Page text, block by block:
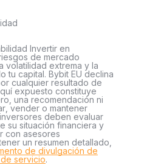
Invertir en
de mercado
volatilidad extrema y la
tu capital. Bybit EU declina
cualquier resultado de
expuesto constituye
una recomendación ni
vender o mantener
deben evaluar
su situación financiera y
con asesores
un resumen detallado,
de divulgación de
servicio.